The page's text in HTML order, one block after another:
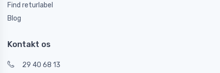
Find returlabel
Blog
Kontakt os
29 40 68 13